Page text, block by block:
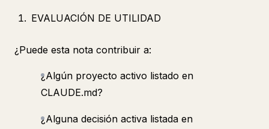
EVALUACIÓN DE UTILIDAD
¿Puede esta nota contribuir a:
¿Algún proyecto activo listado en
CLAUDE.md?
¿Alguna decisión activa listada en